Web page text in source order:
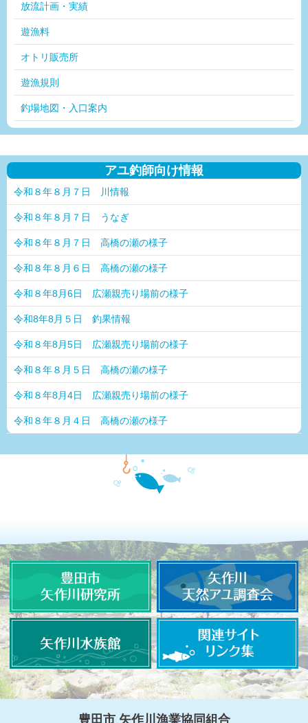
放流計画・実績
遊漁料
オトリ販売所
遊漁規則
釣場地図・入口案内
アユ釣師向け情報
令和８年８月７日 川情報
令和８年８月７日 うなぎ
令和８年８月７日 高橋の瀬の様子
令和８年８月６日 高橋の瀬の様子
令和８年8月6日 広瀬親売り場前の様子
令和8年8月５日 釣果情報
令和８年8月5日 広瀬親売り場前の様子
令和８年８月５日 高橋の瀬の様子
令和８年8月4日 広瀬親売り場前の様子
令和８年８月４日 高橋の瀬の様子
豊田市 矢作川漁業協同組合